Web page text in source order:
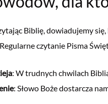
Biblię, dowiadujemy
czytanie Pisma
: W trudnych chwilach
: Słowo Boże dostarcza